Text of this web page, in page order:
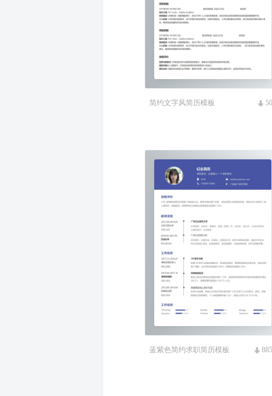
简约文字风简历模板
蓝紫色简约求职简历模板